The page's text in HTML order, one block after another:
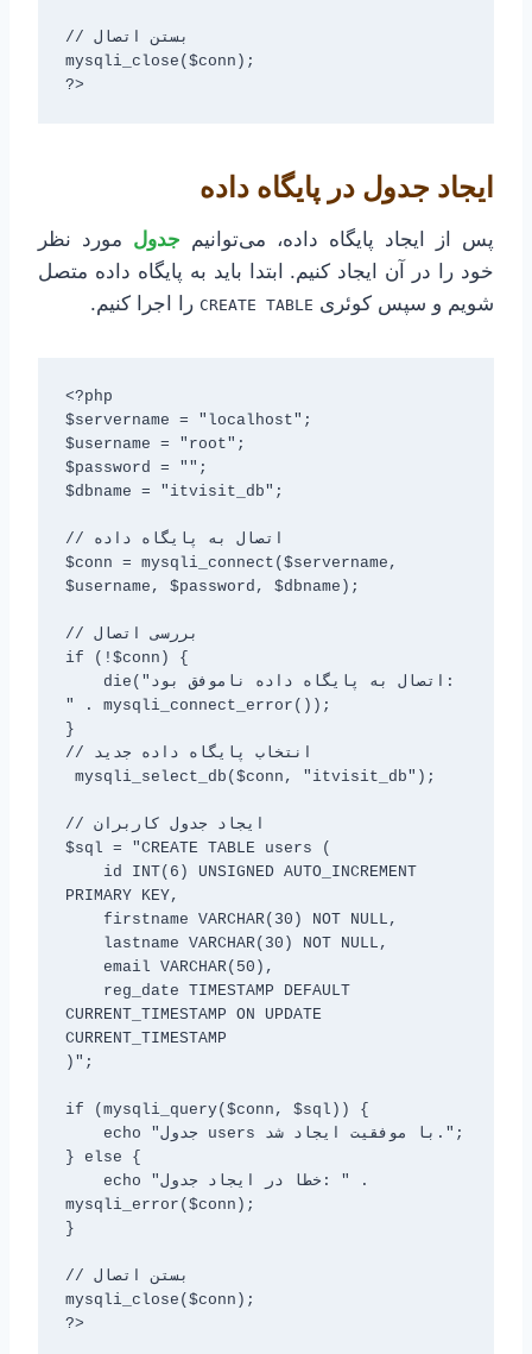
// بستن اتصال
mysqli_close($conn);
ایجاد جدول در پایگاه داده
پس از ایجاد پایگاه داده، می‌توانیم جدول مورد نظر
خود را در آن ایجاد کنیم. ابتدا باید به پایگاه داده متصل
شویم و سپس کوئری CREATE TABLE را اجرا کنیم.
<?php
$servername = "localhost";
$username = "root";
$password = "";
$dbname = "itvisit_db";
// اتصال به پایگاه داده
$conn = mysqli_connect($servername,
$username, $password, $dbname);
// بررسی اتصال
if (!$conn) {
" . mysqli_connect_error());
}
// انتخاب پایگاه داده جدید
// ایجاد جدول کاربران
$sql = "CREATE TABLE users (
PRIMARY KEY,
CURRENT_TIMESTAMP ON UPDATE
CURRENT_TIMESTAMP
)";
if (mysqli_query($conn, $sql)) {
} else {
mysqli_error($conn);
}
// بستن اتصال
mysqli_close($conn);